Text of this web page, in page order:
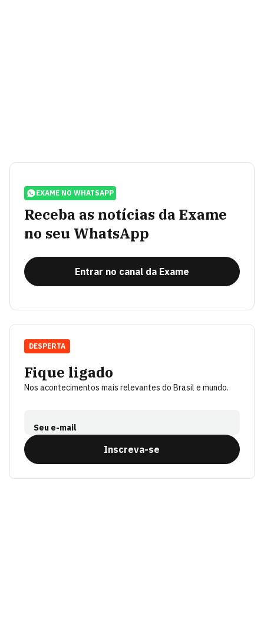
EXAME NO WHATSAPP
Receba as notícias da Exame
no seu WhatsApp
Entrar no canal da Exame
Fique ligado
Nos acontecimentos mais relevantes do Brasil e mundo.
Seu e-mail
Inscreva-se
DESPERTA